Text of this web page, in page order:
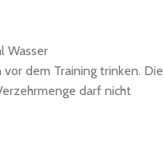
Wasser
dem Training trinken. Die
darf nicht